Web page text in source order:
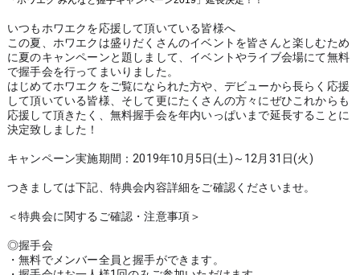
いつもホワエクを応援して頂いている皆様へ
この夏、ホワエクは盛りだくさんのイベントを皆さんと楽しむため
に夏のキャンペーンと題しまして、イベントやライブ会場にて無料
で握手会を行ってまいりました。
はじめてホワエクをご覧になられた方や、デビューから長らく応援
して頂いている皆様、そして更にたくさんの方々にぜひこれからも
応援して頂きたく、無料握手会を年内いっぱいまで延長することに
決定致しました！
キャンペーン実施期間：2019年10月5日(土)～12月31日(火)
つきましては下記、特典会内容詳細をご確認くださいませ。
＜特典会に関するご確認・注意事項＞
◎握手会
・無料でメンバー全員と握手ができます。
MOVIE
GOODS